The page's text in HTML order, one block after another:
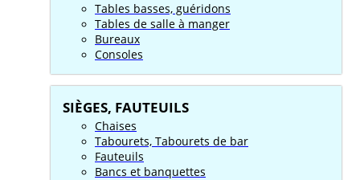
Tables basses, guéridons
Tables de salle à manger
Bureaux
Consoles
SIÈGES, FAUTEUILS
Chaises
Tabourets, Tabourets de bar
Fauteuils
Bancs et banquettes